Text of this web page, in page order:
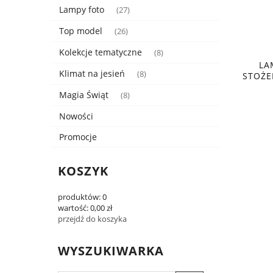
Lampy foto (27)
Top model (26)
Kolekcje tematyczne (8)
Klimat na jesień (8)
Magia Świąt (8)
Nowości
Promocje
KOSZYK
produktów:0
wartość:0,00 zł
przejdź do koszyka
WYSZUKIWARKA